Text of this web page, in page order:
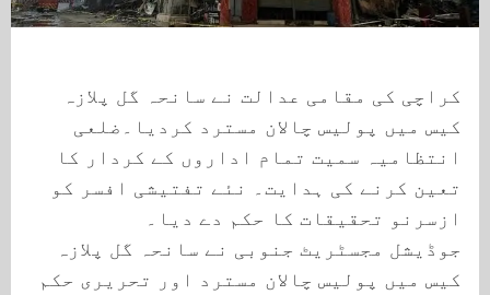
کراچی کی مقامی عدالت نے سانحہ گل پلازہ
کیس میں پولیس چالان مسترد کردیا۔ضلعی
انتظامیہ سمیت تمام اداروں کے کردار کا
تعین کرنے کی ہدایت۔ نئے تفتیشی افسر کو
ازسرنو تحقیقات کا حکم دے دیا۔
جوڈیشل مجسٹریٹ جنوبی نے سانحہ گل پلازہ
کیس میں پولیس چالان مسترد اور تحریری حکم